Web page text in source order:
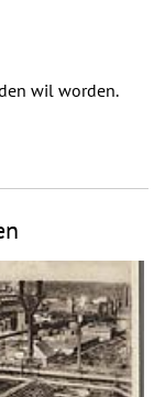
wil worden.